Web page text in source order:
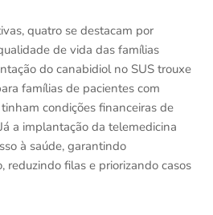
quatro se destacam por
de vida das famílias
do canabidiol no SUS trouxe
famílias de pacientes com
condições financeiras de
a implantação da telemedicina
à saúde, garantindo
reduzindo filas e priorizando casos